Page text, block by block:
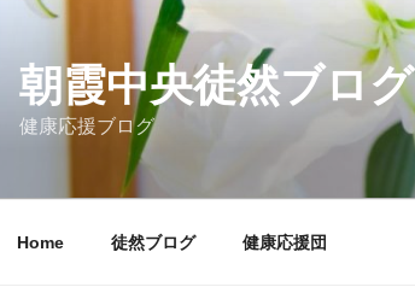
朝霞中央徒然ブログ
健康応援ブログ
Home 徒然ブログ 健康応援団